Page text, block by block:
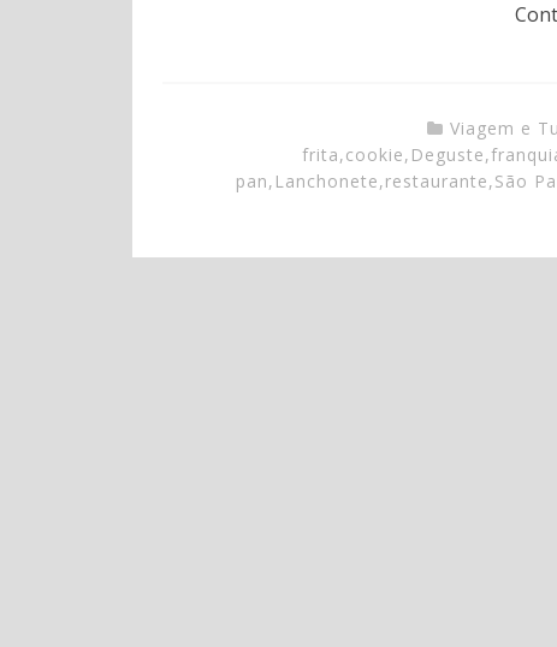
Viagem e
frita,cookie, Deguste,
pan, Lanchonete,restaurante,São